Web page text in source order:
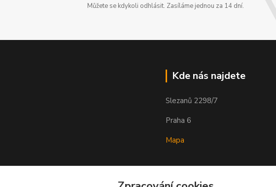
Můžete se kdykoli odhlásit. Zasíláme jednou za 14 dní.
Kde nás najdete
Slezanů 2298/7
Praha 6
Mapa